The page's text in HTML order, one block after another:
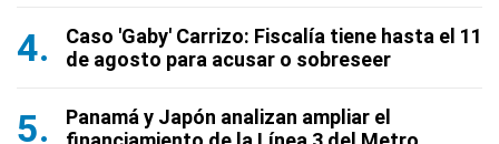
Caso 'Gaby' Carrizo: Fiscalía tiene hasta el 11
de agosto para acusar o sobreseer
Panamá y Japón analizan ampliar el